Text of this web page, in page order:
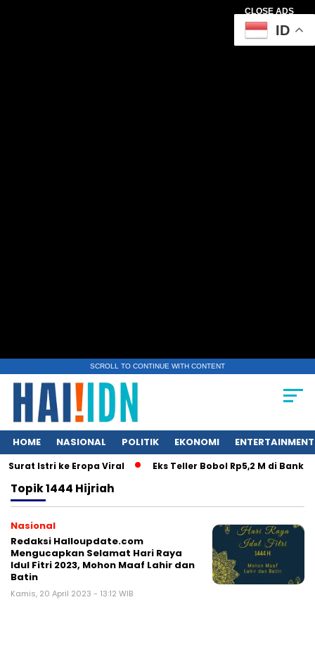
CLOSE ADS
SCROLL TO CONTINUE WITH CONTENT
HOME NASIONAL POLITIK EKONOMI ENTERTAINMENT
Surat Istri ke Eropa Viral Eks Teller Bobol Rp5,2 M di Bank
Topik1444 Hijriah
Nasional
Redaksi Halloupdate.com
Mengucapkan Selamat Hari Raya
Idul Fitri 2023, Mohon Maaf Lahir dan
Batin
Kamis, 20 April 2023 - 13:12 WIB
ID